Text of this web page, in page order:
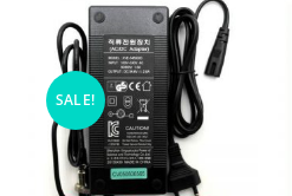
SALE!